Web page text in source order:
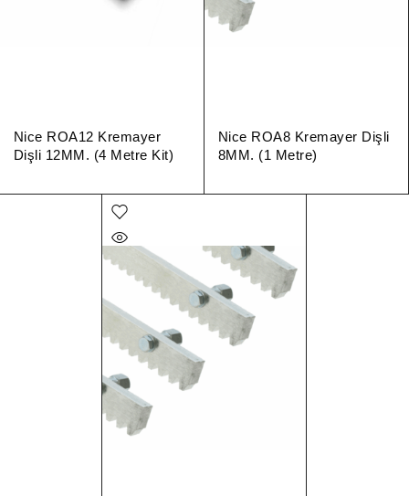
Nice ROA12 Kremayer
Dişli 12MM. (4 Metre Kit)
Nice ROA8 Kremayer Dişli
8MM. (1 Metre)